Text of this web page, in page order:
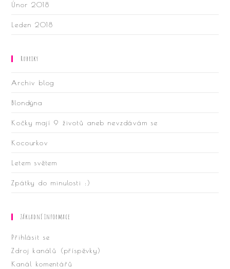
Únor 2018
Leden 2018
Rubriky
Archiv blog
Blondýna
Kočky mají 9 životů aneb nevzdávám se
Kocourkov
Letem světem
Zpátky do minulosti :)
Základní Informace
Přihlásit se
Zdroj kanálů (příspěvky)
Kanál komentářů